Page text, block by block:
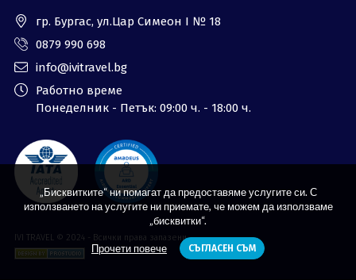
гр. Бургас, ул.Цар Симеон I № 18
0879 990 698
info@ivitravel.bg
Работно време
Понеделник - Петък: 09:00 ч. - 18:00 ч.
IVI TRAVEL © 2024 - Всички права запазени
„Бисквитките“ ни помагат да предоставяме услугите си. С
използването на услугите ни приемате, че можем да използваме
„бисквитки“.
Прочети повече СЪГЛАСЕН СЪМ